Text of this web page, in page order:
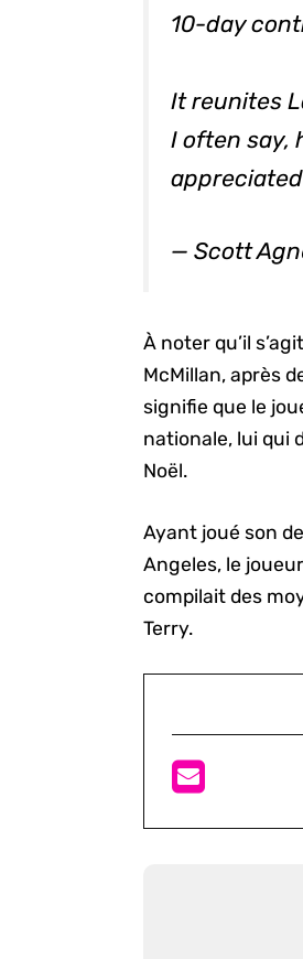
10-day
It reunites
I often say,
— Scott
À noter qu’il
McMillan, après
signifie que le
nationale, lui qui
Noël.
Ayant joué son
Angeles, le
compilait des
Terry.